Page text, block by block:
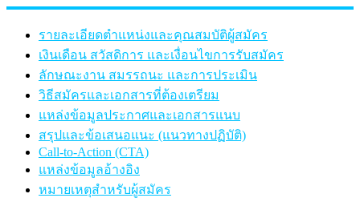
รายละเอียดตำแหน่งและคุณสมบัติผู้สมัคร
เงินเดือน สวัสดิการ และเงื่อนไขการรับสมัคร
ลักษณะงาน สมรรถนะ และการประเมิน
วิธีสมัครและเอกสารที่ต้องเตรียม
แหล่งข้อมูลประกาศและเอกสารแนบ
สรุปและข้อเสนอแนะ (แนวทางปฏิบัติ)
Call-to-Action (CTA)
แหล่งข้อมูลอ้างอิง
หมายเหตุสำหรับผู้สมัคร